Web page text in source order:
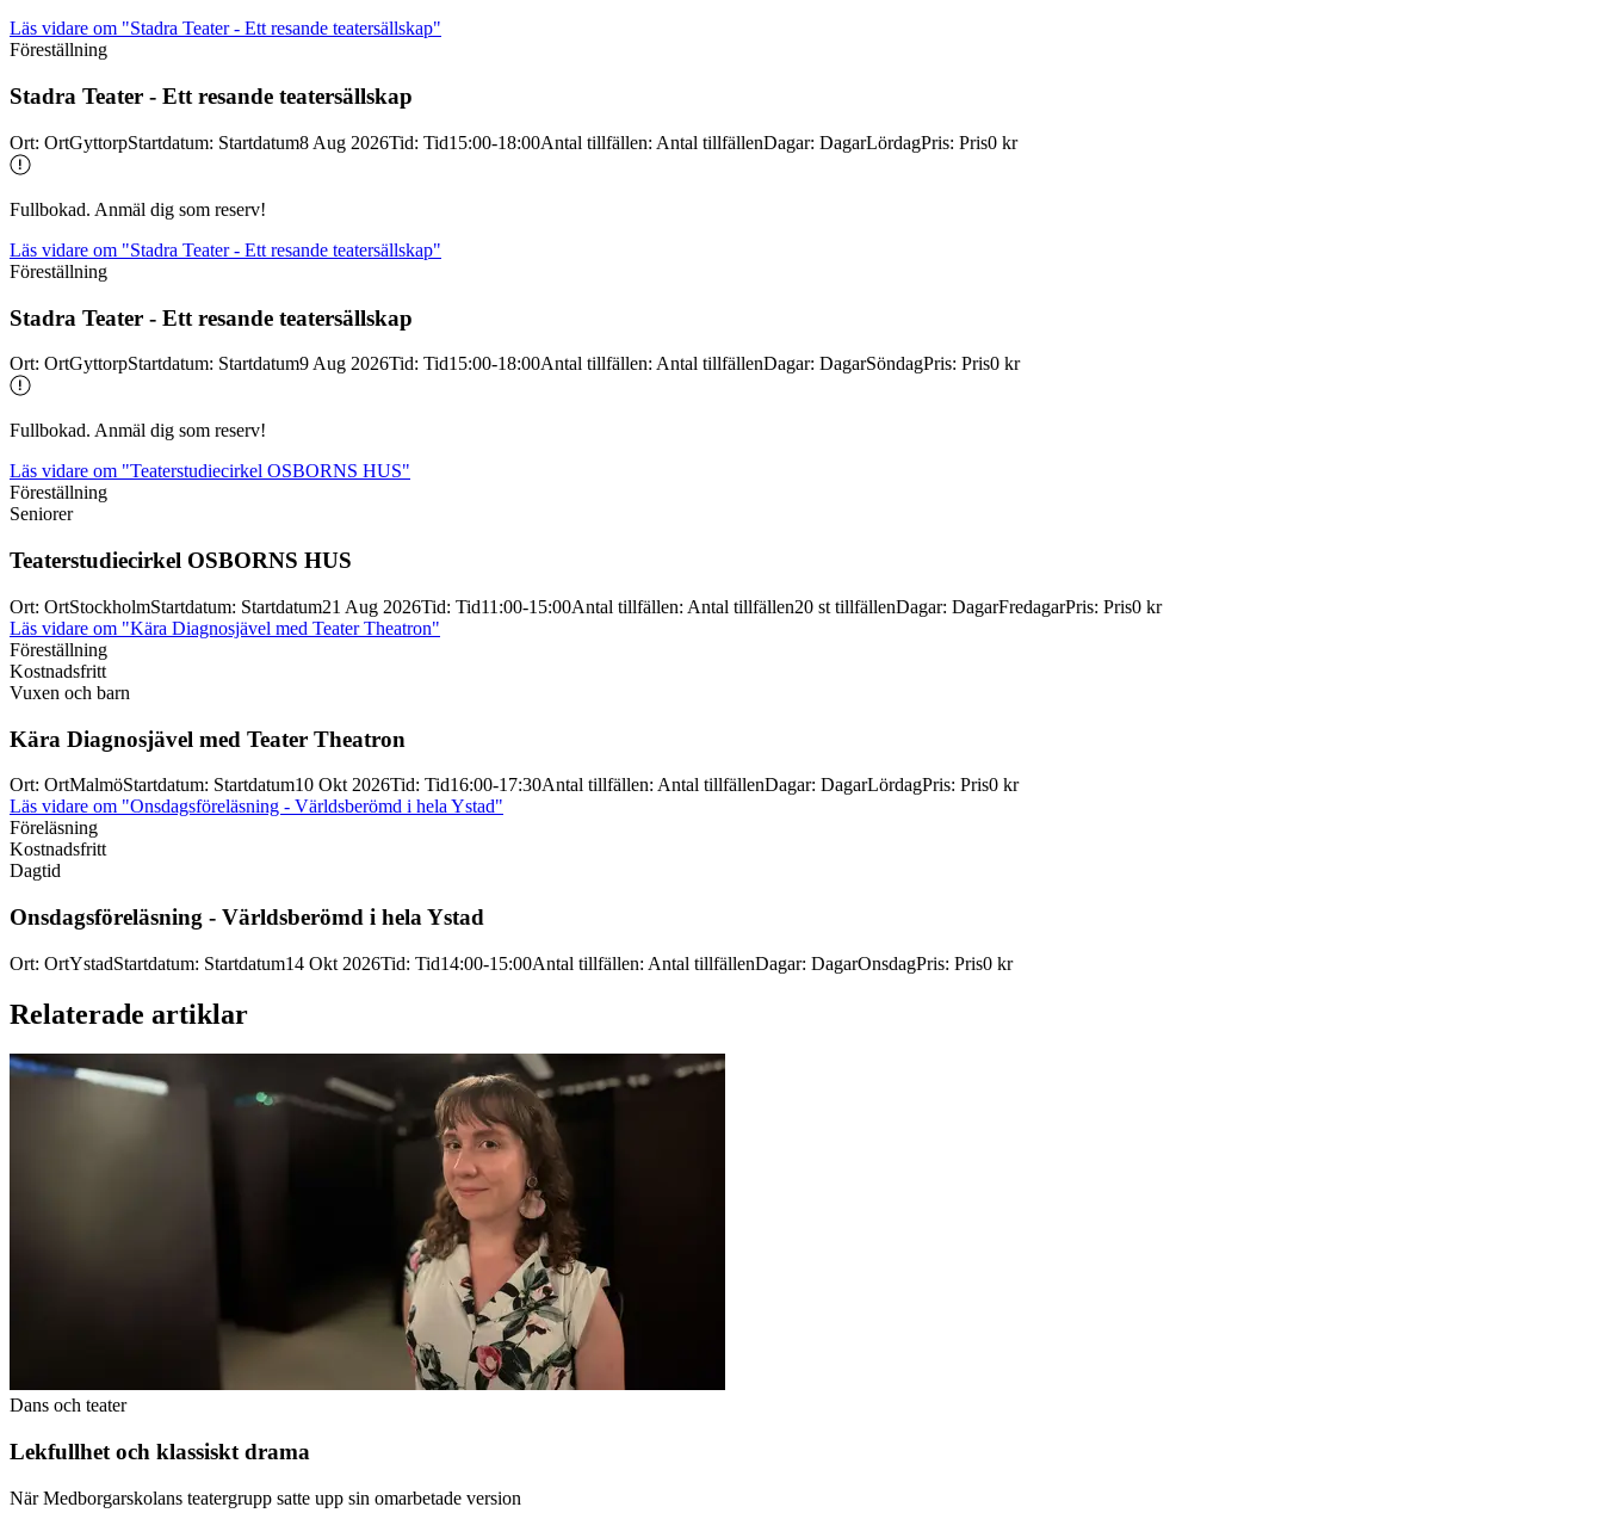
Läs vidare om "Stadra Teater - Ett resande teatersällskap"
Föreställning
Stadra Teater - Ett resande teatersällskap
Ort: OrtGyttorpStartdatum: Startdatum8 Aug 2026Tid: Tid15:00-18:00Antal tillfällen: Antal tillfällenDagar: DagarLördagPris: Pris0 kr
Fullbokad. Anmäl dig som reserv!
Läs vidare om "Stadra Teater - Ett resande teatersällskap"
Föreställning
Stadra Teater - Ett resande teatersällskap
Ort: OrtGyttorpStartdatum: Startdatum9 Aug 2026Tid: Tid15:00-18:00Antal tillfällen: Antal tillfällenDagar: DagarSöndagPris: Pris0 kr
Fullbokad. Anmäl dig som reserv!
Läs vidare om "Teaterstudiecirkel OSBORNS HUS"
Föreställning
Seniorer
Teaterstudiecirkel OSBORNS HUS
Ort: OrtStockholmStartdatum: Startdatum21 Aug 2026Tid: Tid11:00-15:00Antal tillfällen: Antal tillfällen20 st tillfällenDagar: DagarFredagarPris: Pris0 kr
Läs vidare om "Kära Diagnosjävel med Teater Theatron"
Föreställning
Kostnadsfritt
Vuxen och barn
Kära Diagnosjävel med Teater Theatron
Ort: OrtMalmöStartdatum: Startdatum10 Okt 2026Tid: Tid16:00-17:30Antal tillfällen: Antal tillfällenDagar: DagarLördagPris: Pris0 kr
Läs vidare om "Onsdagsföreläsning - Världsberömd i hela Ystad"
Föreläsning
Kostnadsfritt
Dagtid
Onsdagsföreläsning - Världsberömd i hela Ystad
Ort: OrtYstadStartdatum: Startdatum14 Okt 2026Tid: Tid14:00-15:00Antal tillfällen: Antal tillfällenDagar: DagarOnsdagPris: Pris0 kr
Relaterade artiklar
Dans och teater
Lekfullhet och klassiskt drama
När Medborgarskolans teatergrupp satte upp sin omarbetade version